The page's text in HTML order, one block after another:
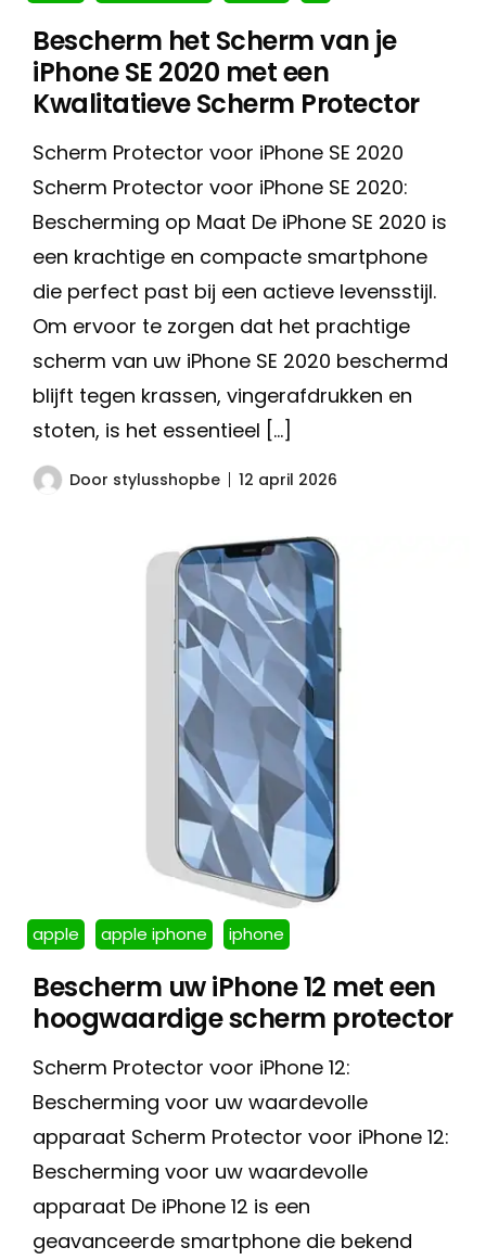
Bescherm het Scherm van je
iPhone SE 2020 met een
Kwalitatieve Scherm Protector
Scherm Protector voor iPhone SE 2020
Scherm Protector voor iPhone SE 2020:
Bescherming op Maat De iPhone SE 2020 is
een krachtige en compacte smartphone
die perfect past bij een actieve levensstijl.
Om ervoor te zorgen dat het prachtige
scherm van uw iPhone SE 2020 beschermd
blijft tegen krassen, vingerafdrukken en
stoten, is het essentieel […]
Door stylusshopbe 12 april 2026
apple apple iphone iphone
Bescherm uw iPhone 12 met een
hoogwaardige scherm protector
Scherm Protector voor iPhone 12:
Bescherming voor uw waardevolle
apparaat Scherm Protector voor iPhone 12:
Bescherming voor uw waardevolle
apparaat De iPhone 12 is een
geavanceerde smartphone die bekend